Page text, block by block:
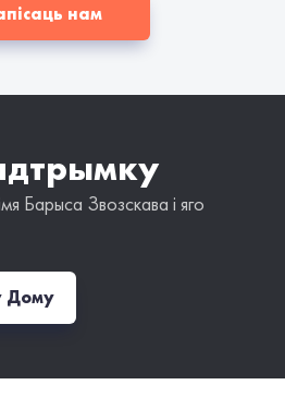
нам
Барыса Звозскава і яго
Дому